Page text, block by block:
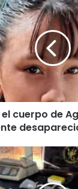
cuerpo de